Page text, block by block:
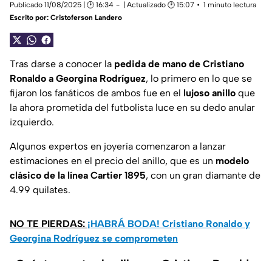
Publicado 11/08/2025 | 🕑 16:34 | Actualizado 🕑 15:07
1 minuto lectura
Escrito por: Cristoferson Landero
Tras darse a conocer la pedida de mano de Cristiano
Ronaldo a Georgina Rodríguez, lo primero en lo que se
fijaron los fanáticos de ambos fue en el lujoso anillo que
la ahora prometida del futbolista luce en su dedo anular
izquierdo.
Algunos expertos en joyería comenzaron a lanzar
estimaciones en el precio del anillo, que es un modelo
clásico de la línea Cartier 1895, con un gran diamante de
4.99 quilates.
NO TE PIERDAS: ¡HABRÁ BODA! Cristiano Ronaldo y
Georgina Rodríguez se comprometen